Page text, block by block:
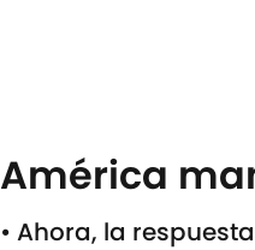
América
• Ahora, la